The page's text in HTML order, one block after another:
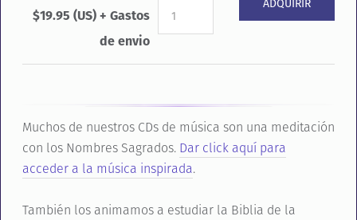
$19.95 (US) + Gastos
de envio
Muchos de nuestros CDs de música son una meditación
con los Nombres Sagrados. Dar click aquí para
acceder a la música inspirada.
También los animamos a estudiar la Biblia de la